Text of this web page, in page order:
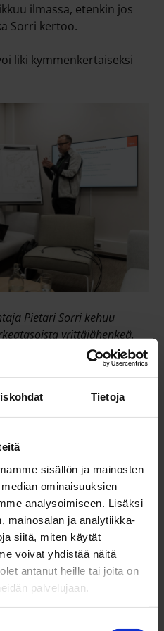
Tietoja
sisällön ja mainosten
ominaisuuksien
analysoimiseen. Lisäksi
mainosalan ja analytiikka-
siitä, miten käytät
voivat yhdistää näitä
antanut heille tai joita on
palvelujaan.
ilmassa, etenkin jos
Sorri kertoo.
liki kymmenkertaiseksi
Pietari Sorri kehuu
yrittäjähenkeä.
ei myy
eli droneja
tarpeisiin.
droneista tekee se, että
minkä tahansa sensorin,
jonka paino on
nimessä, emme
suorituskykyä tai